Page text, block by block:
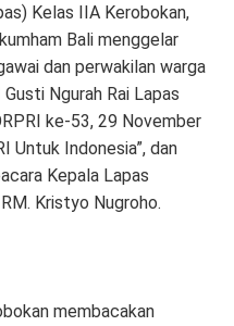
Kelas IIA Kerobokan,
Bali menggelar
dan perwakilan warga
Ngurah Rai Lapas
ke-53, 29 November
Untuk Indonesia”, dan
Kepala Lapas
Kristyo Nugroho.
membacakan